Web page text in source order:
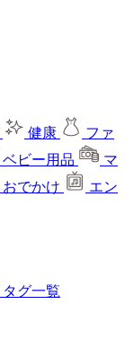
健康
ファ
ベビー用品
マ
おでかけ
エン
タグ一覧